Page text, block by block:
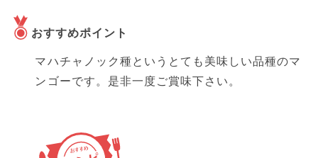
おすすめポイント
マハチャノック種というとても美味しい品種のマ
ンゴーです。是非一度ご賞味下さい。
袋のサイズ
JANコード 4967777046197